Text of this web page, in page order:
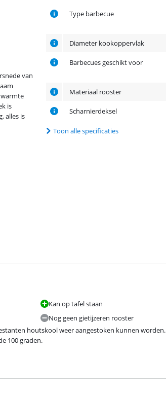
Type barbecue
Diameter kookoppervlak
Barbecues geschikt voor
Materiaal rooster
Scharnierdeksel
Toon alle specificaties
van
is
alles is
Kan op tafel staan
Nog geen gietijzeren rooster
houtskool weer aangestoken kunnen worden.
100 graden.